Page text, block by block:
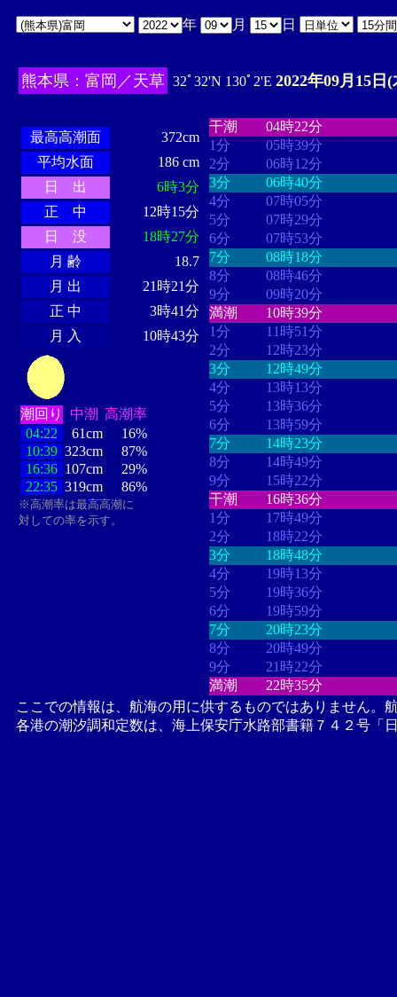
年 月 日
熊本県：富岡／天草 32ﾟ32'N 130ﾟ2'E 2022年09月15日(
最高高潮面
372cm
平均水面
186 cm
日 出
6時3分
正 中
12時15分
日 没
18時27分
月 齢
18.7
月 出
21時21分
正 中
3時41分
月 入
10時43分
潮回り 中潮 高潮率
04:22
61cm
16%
10:39 323cm
87%
16:36 107cm
29%
22:35 319cm 86%
※高潮率は最高高潮に
対しての率を示す。
干潮
04時22分
1分
05時39分
2分
06時12分
3分
06時40分
4分
07時05分
5分
07時29分
6分
07時53分
7分
08時18分
8分
08時46分
9分
09時20分
満潮
10時39分
1分
11時51分
2分
12時23分
3分
12時49分
4分
13時13分
5分
13時36分
6分
13時59分
7分
14時23分
8分
14時49分
9分
15時22分
干潮
16時36分
1分
17時49分
2分
18時22分
3分
18時48分
4分
19時13分
5分
19時36分
6分
19時59分
7分
20時23分
8分
20時49分
9分
21時22分
満潮
22時35分
ここでの情報は、航海の用に供するものではありません。
各港の潮汐調和定数は、海上保安庁水路部書籍７４２号「